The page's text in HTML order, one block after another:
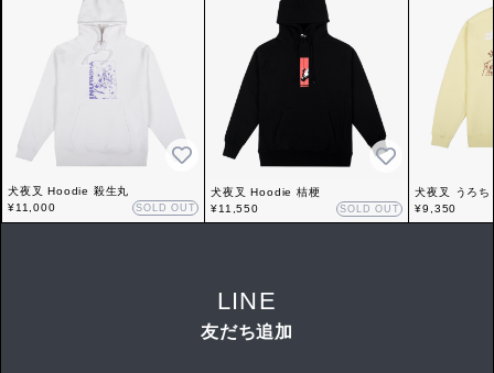
犬夜叉 Hoodie 殺生丸
¥11,000
SOLD OUT
犬夜叉 Hoodie 桔梗
¥11,550
SOLD OUT
犬夜叉 うろ
ストイエロー
¥9,350
LINE
友だち追加